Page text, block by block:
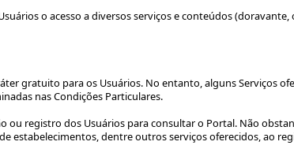
o acesso a diversos serviços e conteúdos
gratuito para os Usuários. No entanto, alguns Serviços
nas Condições Particulares.
registro dos Usuários para consultar o Portal. Não
estabelecimentos, dentre outros serviços oferecidos, ao